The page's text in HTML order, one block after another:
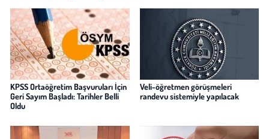
KPSS Ortaöğretim Başvuruları İçin
Geri Sayım Başladı: Tarihler Belli
Oldu
Veli-öğretmen görüşmeleri
randevu sistemiyle yapılacak